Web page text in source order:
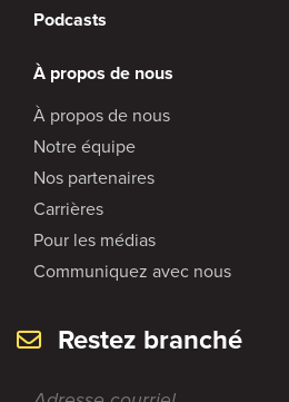
Podcasts
À propos de nous
À propos de nous
Notre équipe
Nos partenaires
Carrières
Pour les médias
Communiquez avec nous
Restez branché